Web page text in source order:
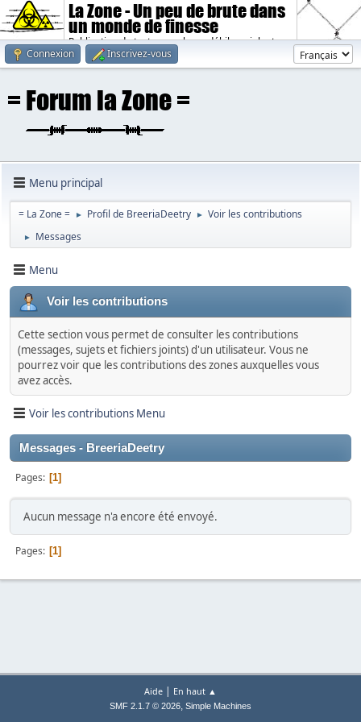
La Zone - Un peu de brute dans
un monde de finesse
Publication de textes sombres, débiles, violents.
Connexion
Inscrivez-vous
Menu principal
= La Zone = ► Profil de BreeriaDeetry ► Voir les contributions
► Messages
Menu
Voir les contributions
Cette section vous permet de consulter les contributions
(messages, sujets et fichiers joints) d'un utilisateur. Vous ne
pourrez voir que les contributions des zones auxquelles vous
avez accès.
Voir les contributions Menu
Messages - BreeriaDeetry
Pages 1
Aucun message n'a encore été envoyé.
Pages 1
Aide | En haut ▲
SMF 2.1.7 © 2026, Simple Machines